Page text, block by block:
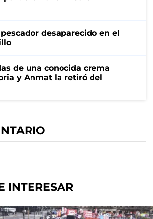
desaparecido en el
de una conocida crema
y Anmat la retiró del
INTERESAR